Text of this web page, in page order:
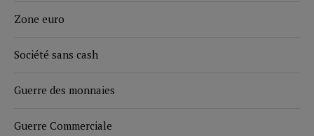
Zone euro
Société sans cash
Guerre des monnaies
Guerre Commerciale